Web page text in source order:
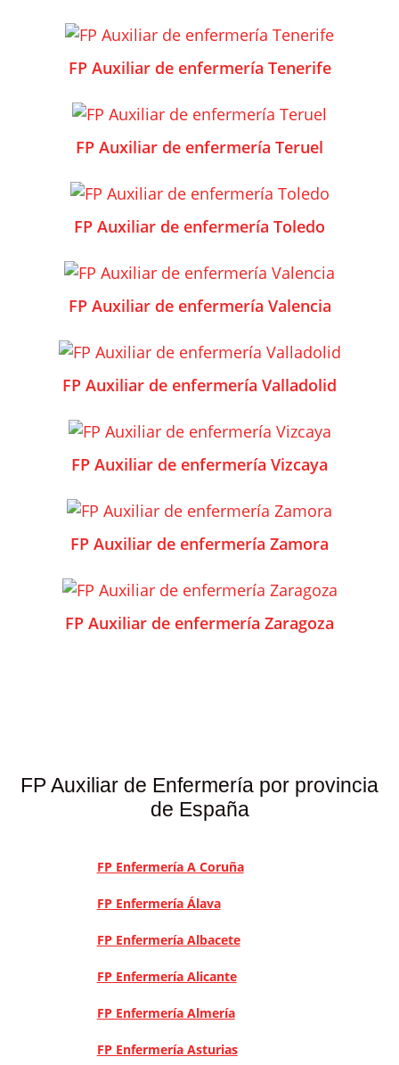
FP Auxiliar de enfermería Tenerife
FP Auxiliar de enfermería Teruel
FP Auxiliar de enfermería Toledo
FP Auxiliar de enfermería Valencia
FP Auxiliar de enfermería Valladolid
FP Auxiliar de enfermería Vizcaya
FP Auxiliar de enfermería Zamora
FP Auxiliar de enfermería Zaragoza
FP Auxiliar de Enfermería por provincia
de España
FP Enfermería A Coruña
FP Enfermería Álava
FP Enfermería Albacete
FP Enfermería Alicante
FP Enfermería Almería
FP Enfermería Asturias